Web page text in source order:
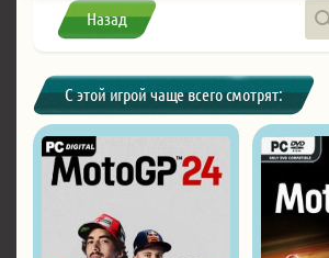
Назад
С этой игрой чаще всего смотрят: